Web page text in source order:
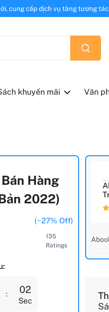
cung cấp dịch vụ tăng tương
khuyến mãi Văn
Hàng
2022)
(~27% Off)
135
Ratings
01
Sec